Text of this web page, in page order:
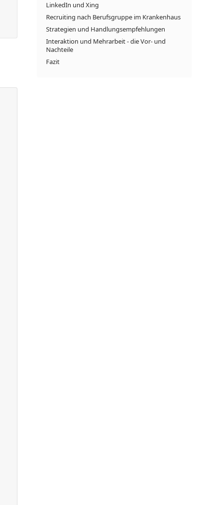
LinkedIn und Xing
Recruiting nach Berufsgruppe im Krankenhaus
Strategien und Handlungsempfehlungen
Interaktion und Mehrarbeit - die Vor- und
Nachteile
Fazit